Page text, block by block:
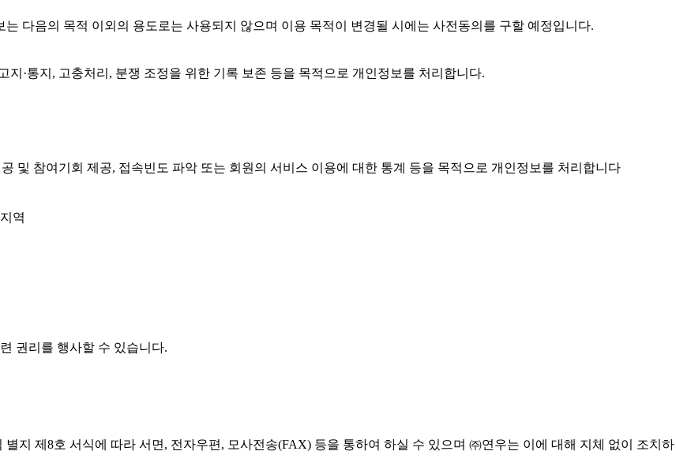
다음의 목적 이외의 용도로는 사용되지 않으며 이용 목적이 변경될 시에는 사전동의를 구할 예정입니다.
·통지, 고충처리, 분쟁 조정을 위한 기록 보존 등을 목적으로 개인정보를 처리합니다.
및 참여기회 제공, 접속빈도 파악 또는 회원의 서비스 이용에 대한 통계 등을 목적으로 개인정보를 처리합니다
역
권리를 행사할 수 있습니다.
지 제8호 서식에 따라 서면, 전자우편, 모사전송(FAX) 등을 통하여 하실 수 있으며 ㈜연우는 이에 대해 지체 없이 조치하